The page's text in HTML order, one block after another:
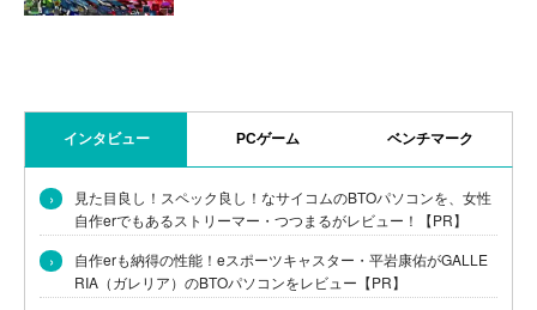
インタビュー PCゲーム ベンチマーク
›
見た目良し！スペック良し！なサイコムのBTOパソコンを、女性
自作erでもあるストリーマー・つつまるがレビュー！【PR】
›
自作erも納得の性能！eスポーツキャスター・平岩康佑がGALLE
RIA（ガレリア）のBTOパソコンをレビュー【PR】